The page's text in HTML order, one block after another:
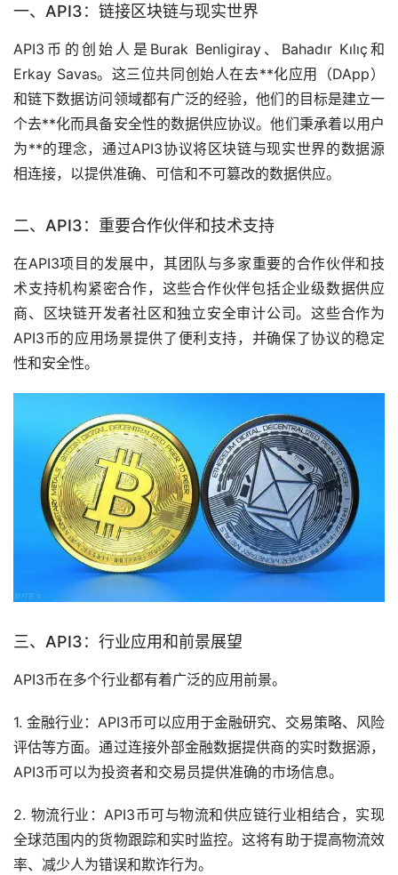
一、API3：链接区块链与现实世界
API3币的创始人是Burak Benligiray、Bahadır Kılıç和
Erkay Savas。这三位共同创始人在去**化应用（DApp）
和链下数据访问领域都有广泛的经验，他们的目标是建立一
个去**化而具备安全性的数据供应协议。他们秉承着以用户
为**的理念，通过API3协议将区块链与现实世界的数据源
相连接，以提供准确、可信和不可篡改的数据供应。
二、API3：重要合作伙伴和技术支持
在API3项目的发展中，其团队与多家重要的合作伙伴和技
术支持机构紧密合作，这些合作伙伴包括企业级数据供应
商、区块链开发者社区和独立安全审计公司。这些合作为
API3币的应用场景提供了便利支持，并确保了协议的稳定
性和安全性。
三、API3：行业应用和前景展望
API3币在多个行业都有着广泛的应用前景。
1. 金融行业：API3币可以应用于金融研究、交易策略、风险
评估等方面。通过连接外部金融数据提供商的实时数据源，
API3币可以为投资者和交易员提供准确的市场信息。
2. 物流行业：API3币可与物流和供应链行业相结合，实现
全球范围内的货物跟踪和实时监控。这将有助于提高物流效
率、减少人为错误和欺诈行为。